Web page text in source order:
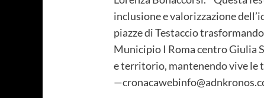
inclusione e valorizzazione
piazze di Testaccio
Municipio I Roma centro Giulia
e territorio, mantenendo vive le